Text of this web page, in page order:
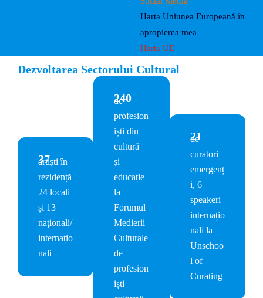
Harta Uniunea Europeană în
apropierea mea
Harta UE
Dezvoltarea Sectorului Cultural
37
artiști în
rezidență
24 locali
și 13
naționali/
internațio
nali
240
de
profesion
iști din
cultură
și
educație
la
Forumul
Medierii
Culturale
de
profesion
iști
21
de
curatori
emergenț
i, 6
speakeri
internațio
nali la
Unschoo
l of
Curating